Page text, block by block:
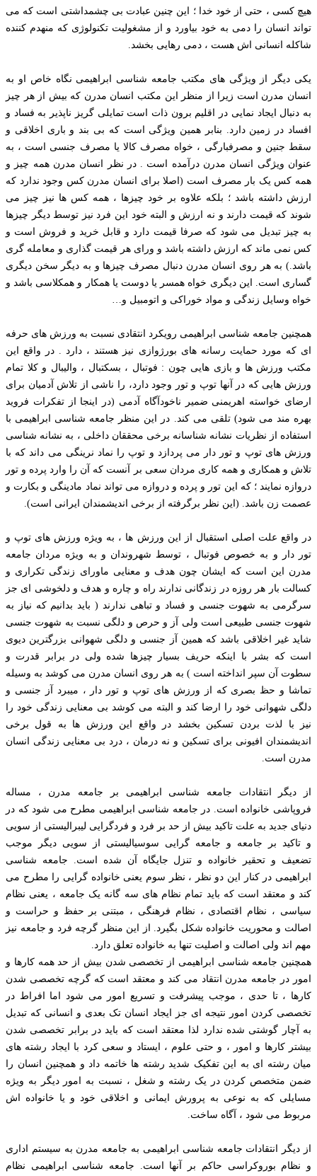
هیچ کسی ، حتی از خود خدا ؛ این چنین عبادت بی چشمداشتی است که می
تواند انسان را دمی به خود بیاورد و از مشغولیت تکنولوژی که منهدم کننده
شاکله انسانی اش هست ، دمی رهایی بخشد.
یکی دیگر از ویژگی های مکتب جامعه شناسی ابراهیمی نگاه خاص او به
انسان مدرن است زیرا از منظر این مکتب انسان مدرن که بیش از هر چیز
به دنبال ایجاد نمایی در اقلیم برون ذات است تمایلی گریز ناپذیر به فساد و
افساد در زمین دارد. بنابر همین ویژگی است که بی بند و باری اخلاقی و
سقط جنین و مصرفبارگی ، خواه مصرف کالا یا مصرف جنسی است ، به
عنوان ویژگی انسان مدرن درآمده است . در نظر انسان مدرن همه چیز و
همه کس یک بار مصرف است (اصلا برای انسان مدرن کس وجود ندارد که
ارزش داشته باشد ؛ بلکه علاوه بر خود چیزها ، همه کس ها نیز چیز می
شوند که قیمت دارند و نه ارزش و البته خود این فرد نیز توسط دیگر چیزها
به چیز تبدیل می شود که صرفا قیمت دارد و قابل خرید و فروش است و
کس نمی ماند که ارزش داشته باشد و ورای هر قیمت گذاری و معامله گری
باشد.) به هر روی انسان مدرن دنبال مصرف چیزها و به دیگر سخن دیگری
گساری است. این دیگری خواه همسر یا دوست یا همکار و همکلاسی باشد و
خواه وسایل زندگی و مواد خوراکی و اتومبیل و…
همچنین جامعه شناسی ابراهیمی رویکرد انتقادی نسبت به ورزش های حرفه
ای که مورد حمایت رسانه های بورژوازی نیز هستند ، دارد . در واقع این
مکتب ورزش ها و بازی هایی چون : فوتبال ، بسکتبال ، والیبال و کلا تمام
ورزش هایی که در آنها توپ و تور وجود دارد، را ناشی از تلاش آدمیان برای
ارضای خواسته اهریمنی ضمیر ناخودآگاه آدمی (در اینجا از تفکرات فروید
بهره مند می شود) تلقی می کند. در این منظر جامعه شناسی ابراهیمی با
استفاده از نظریات نشانه شناسانه برخی محققان داخلی ، به نشانه شناسی
ورزش های توپ و تور دار می پردازد و توپ را نماد نرینگی می داند که با
تلاش و همکاری و همه کاری مردان سعی بر آنست که آن را وارد پرده و تور
دروازه نمایند ؛ که این تور و پرده و دروازه می تواند نماد مادینگی و بکارت و
عصمت زن باشد. (این نظر برگرفته از برخی اندیشمندان ایرانی است).
در واقع علت اصلی استقبال از این ورزش ها ، به ویژه ورزش های توپ و
تور دار و به خصوص فوتبال ، توسط شهروندان و به ویژه مردان جامعه
مدرن این است که ایشان چون هدف و معنایی ماورای زندگی تکراری و
کسالت بار هر روزه در زندگانی ندارند راه و چاره و هدف و دلخوشی ای جز
سرگرمی به شهوت جنسی و فساد و تباهی ندارند ( باید بدانیم که نیاز به
شهوت جنسی طبیعی است ولی آز و حرص و دلگی نسبت به شهوت جنسی
شاید غیر اخلاقی باشد که همین آز جنسی و دلگی شهوانی بزرگترین دیوی
است که بشر با اینکه حریف بسیار چیزها شده ولی در برابر قدرت و
سطوت آن سپر انداخته است ) به هر روی انسان مدرن می کوشد به وسیله
تماشا و حظ بصری که از ورزش های توپ و تور دار ، میبرد آز جنسی و
دلگی شهوانی خود را ارضا کند و البته می کوشد بی معنایی زندگی خود را
نیز با لذت بردن تسکین بخشد در واقع این ورزش ها به قول برخی
اندیشمندان افیونی برای تسکین و نه درمان ، درد بی معنایی زندگی انسان
مدرن است.
از دیگر انتقادات جامعه شناسی ابراهیمی بر جامعه مدرن ، مساله
فروپاشی خانواده است. در جامعه شناسی ابراهیمی مطرح می شود که در
دنیای جدید به علت تاکید بیش از حد بر فرد و فردگرایی لیبرالیستی از سویی
و تاکید بر جامعه و جامعه گرایی سوسیالیستی از سویی دیگر موجب
تضعیف و تحقیر خانواده و تنزل جایگاه آن شده است. جامعه شناسی
ابراهیمی در کنار این دو نظر ، نظر سوم یعنی خانواده گرایی را مطرح می
کند و معتقد است که باید تمام نظام های سه گانه یک جامعه ، یعنی نظام
سیاسی ، نظام اقتصادی ، نظام فرهنگی ، مبتنی بر حفظ و حراست و
اصالت و محوریت خانواده شکل بگیرد. از این منظر گرچه فرد و جامعه نیز
مهم اند ولی اصالت و اصلیت تنها به خانواده تعلق دارد.
همچنین جامعه شناسی ابراهیمی از تخصصی شدن بیش از حد همه کارها و
امور در جامعه مدرن انتقاد می کند و معتقد است که گرچه تخصصی شدن
کارها ، تا حدی ، موجب پیشرفت و تسریع امور می شود اما افراط در
تخصصی کردن امور نتیجه ای جز ایجاد انسان تک بعدی و انسانی که تبدیل
به آچار گوشتی شده ندارد لذا معتقد است که باید در برابر تخصصی شدن
بیشتر کارها و امور ، و حتی علوم ، ایستاد و سعی کرد با ایجاد رشته های
میان رشته ای به این تفکیک شدید رشته ها خاتمه داد و همچنین انسان را
ضمن متخصص کردن در یک رشته و شغل ، نسبت به امور دیگر به ویژه
مسایلی که به نوعی به پرورش ایمانی و اخلاقی خود و یا خانواده اش
مربوط می شود ، آگاه ساخت.
از دیگر انتقادات جامعه شناسی ابراهیمی به جامعه مدرن به سیستم اداری
و نظام بوروکراسی حاکم بر آنها است. جامعه شناسی ابراهیمی نظام